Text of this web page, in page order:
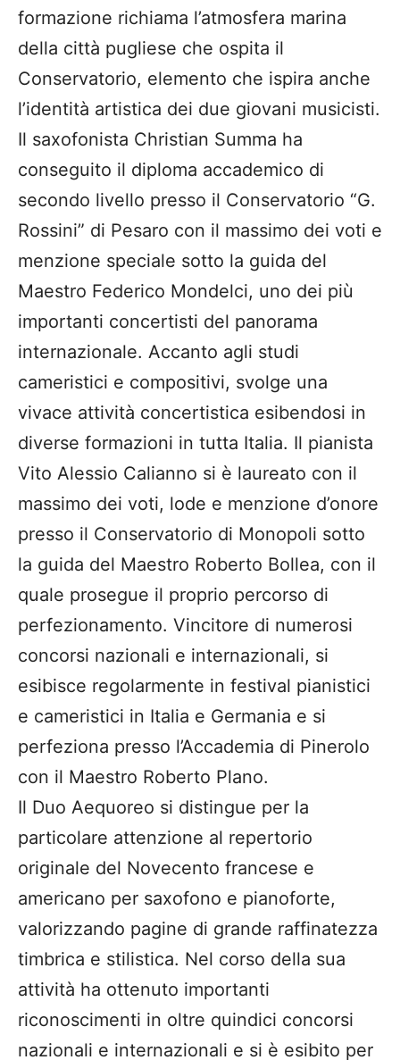
formazione richiama l’atmosfera marina
della città pugliese che ospita il
Conservatorio, elemento che ispira anche
l’identità artistica dei due giovani musicisti.
Il saxofonista Christian Summa ha
conseguito il diploma accademico di
secondo livello presso il Conservatorio “G.
Rossini” di Pesaro con il massimo dei voti e
menzione speciale sotto la guida del
Maestro Federico Mondelci, uno dei più
importanti concertisti del panorama
internazionale. Accanto agli studi
cameristici e compositivi, svolge una
vivace attività concertistica esibendosi in
diverse formazioni in tutta Italia. Il pianista
Vito Alessio Calianno si è laureato con il
massimo dei voti, lode e menzione d’onore
presso il Conservatorio di Monopoli sotto
la guida del Maestro Roberto Bollea, con il
quale prosegue il proprio percorso di
perfezionamento. Vincitore di numerosi
concorsi nazionali e internazionali, si
esibisce regolarmente in festival pianistici
e cameristici in Italia e Germania e si
perfeziona presso l’Accademia di Pinerolo
con il Maestro Roberto Plano.
Il Duo Aequoreo si distingue per la
particolare attenzione al repertorio
originale del Novecento francese e
americano per saxofono e pianoforte,
valorizzando pagine di grande raffinatezza
timbrica e stilistica. Nel corso della sua
attività ha ottenuto importanti
riconoscimenti in oltre quindici concorsi
nazionali e internazionali e si è esibito per